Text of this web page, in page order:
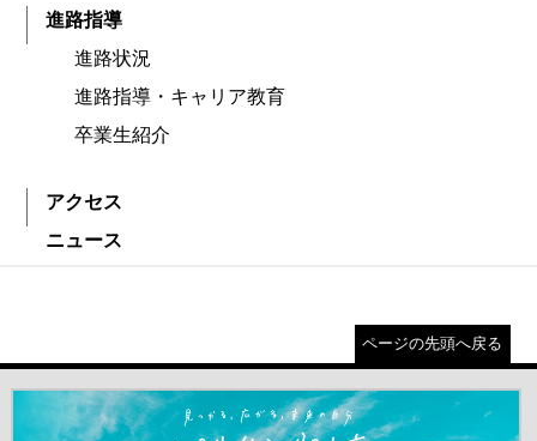
進路指導
進路状況
進路指導・キャリア教育
卒業生紹介
アクセス
ニュース
ページの先頭へ戻る
＃だから都立高（別ウインドウが開きます）